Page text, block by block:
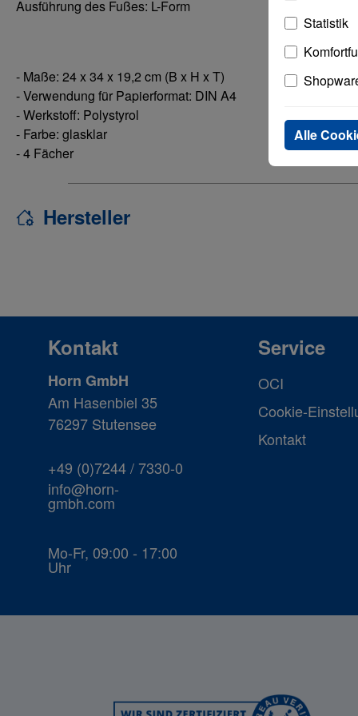
Ausführung des Fußes: L-Form
- Maße: 24 x 34 x 19,2 cm (B x H x T)
- Verwendung für Papierformat: DIN A4
- Werkstoff: Polystyrol
- Farbe: glasklar
- 4 Fächer
Hersteller
Kontakt
Horn GmbH
Am Hasenbiel 35
76297 Stutensee
+49 (0)7244 / 7330-0
info@horn-
gmbh.com
Mo-Fr, 09:00 - 17:00
Uhr
Service
OCI
Cookie-
Kontakt
Statistik
Alle